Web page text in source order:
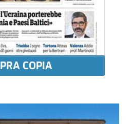
COPIA